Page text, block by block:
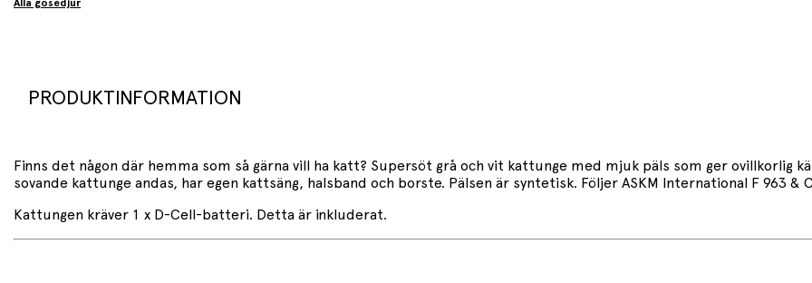
Alla gosedjur
PRODUKTINFORMATION
Finns det någon där hemma som så gärna vill ha katt? Supersöt grå och vit kattunge med mjuk päls som ger ovillkorlig
sovande kattunge andas, har egen kattsäng, halsband och borste. Pälsen är syntetisk. Följer ASKM International F 963 &
Kattungen kräver 1 x D-Cell-batteri. Detta är inkluderat.